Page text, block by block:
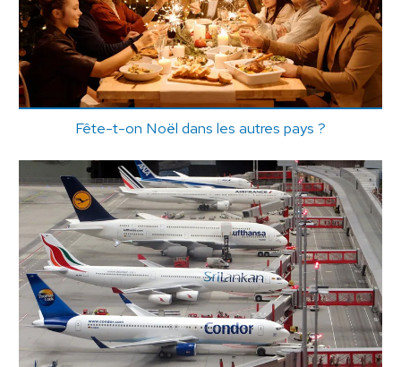
Fête-t-on Noël dans les autres pays ?